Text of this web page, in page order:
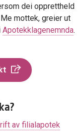
dei opprettheld
mottek, greier ut
Apotekklagenemnda.
av filialapotek